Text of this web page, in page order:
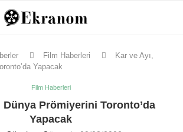
Film Haberleri
Kar ve Ayı,
Yapacak
Film Haberleri
Dünya Prömiyerini Toronto’da
Yapacak